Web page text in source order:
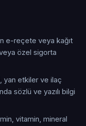
e-reçete veya kağıt
özel sigorta
yan etkiler ve ilaç
sözlü ve yazılı bilgi
vitamin, mineral